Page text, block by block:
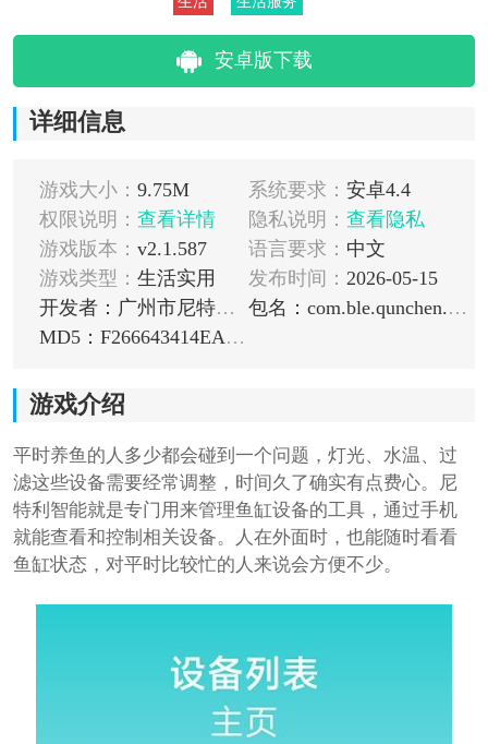
安卓版下载
详细信息
游戏大小： 9.75M 系统要求： 安卓4.4
权限说明： 查看详情 隐私说明： 查看隐私
游戏版本： v2.1.587 语言要求： 中文
游戏类型： 生活实用 发布时间： 2026-05-15
开发者：广州市尼特利技术有限公司
包名：com.ble.qunchen.aquariumlamp
MD5：F266643414EA8CD8284BB5999D6733C7
游戏介绍
平时养鱼的人多少都会碰到一个问题，灯光、水温、过
滤这些设备需要经常调整，时间久了确实有点费心。尼
特利智能就是专门用来管理鱼缸设备的工具，通过手机
就能查看和控制相关设备。人在外面时，也能随时看看
鱼缸状态，对平时比较忙的人来说会方便不少。